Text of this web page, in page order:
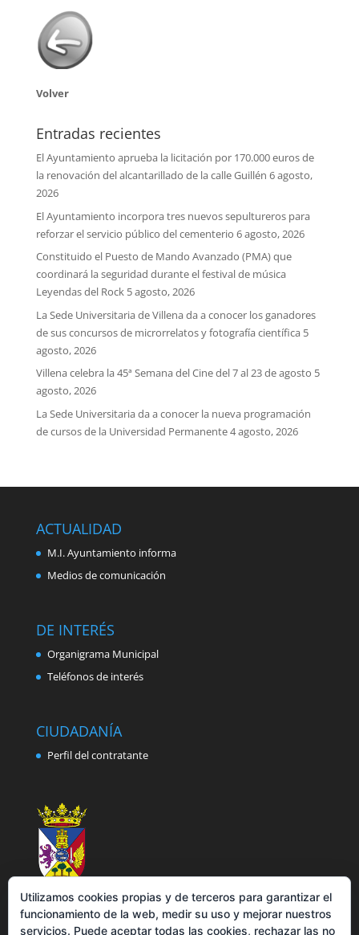
Volver
Entradas recientes
El Ayuntamiento aprueba la licitación por 170.000 euros de
la renovación del alcantarillado de la calle Guillén 6 agosto,
2026
El Ayuntamiento incorpora tres nuevos sepultureros para
reforzar el servicio público del cementerio 6 agosto, 2026
Constituido el Puesto de Mando Avanzado (PMA) que
coordinará la seguridad durante el festival de música
Leyendas del Rock 5 agosto, 2026
La Sede Universitaria de Villena da a conocer los ganadores
de sus concursos de microrrelatos y fotografía científica 5
agosto, 2026
Villena celebra la 45ª Semana del Cine del 7 al 23 de agosto 5
agosto, 2026
La Sede Universitaria da a conocer la nueva programación
de cursos de la Universidad Permanente4 agosto, 2026
ACTUALIDAD
M.I. Ayuntamiento informa
Medios de comunicación
DE INTERÉS
Organigrama Municipal
Teléfonos de interés
CIUDADANÍA
Perfil del contratante
Utilizamos cookies propias y de terceros para garantizar el
funcionamiento de la web, medir su uso y mejorar nuestros
servicios. Puede aceptar todas las cookies, rechazar las no